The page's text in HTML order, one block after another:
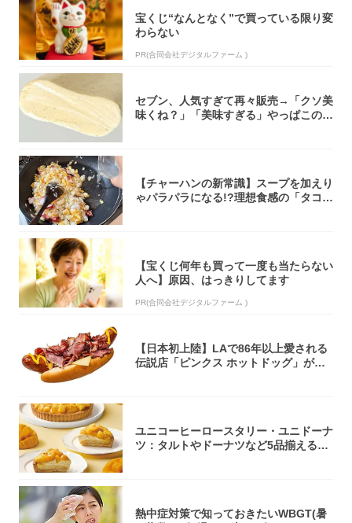
宝くじ“なんとなく”で買っている限り変
わらない
PR(合同会社デジタルファーム )
セブン、人気すぎて再々販売→「クソ美
味くね？」「美味すぎる」やっぱこのク
【チャーハンの新常識】スープを加えり
ゃパラパラになる!?理想食感の「タコチ
【宝くじ何年も買って一度も当たらない
人へ】原因、はっきりしてます
PR(合同会社デジタルファーム )
【日本初上陸】LAで86年以上愛される
伝説店「ピンクス ホットドッグ」が年
ユニコーヒーロースタリー・ユニドーナ
ツ：タルトやドーナツなど5品揃える
熱中症対策で知っておきたいWBGT(暑